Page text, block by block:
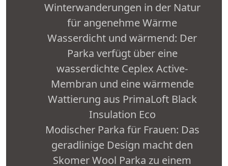
Winterwanderungen in der Natur
für angenehme Wärme
Wasserdicht und wärmend: Der
Parka verfügt über eine
wasserdichte Ceplex Active-
Membran und eine wärmende
Wattierung aus PrimaLoft Black
Insulation Eco
Modischer Parka für Frauen: Das
geradlinige Design macht den
Skomer Wool Parka zu einem